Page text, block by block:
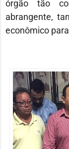
órgão tão
abrangente,
econômico